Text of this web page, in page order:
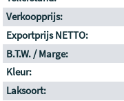
Verkoopprijs:
Exportprijs NETTO:
B.T.W. / Marge:
Kleur:
Laksoort: